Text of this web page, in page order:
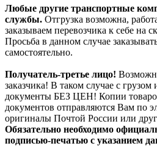
Любые другие транспортные
службы. Отгрузка возможна,
заказываем перевозчика к себе на
Просьба в данном случае
самостоятельно.
Получатель-третье лицо!
заказчика! В таком случае с
документы БЕЗ ЦЕН! Копии
документов отправляются Вам по
оригиналы Почтой России или
Обязательно необходимо
подписью-печатью с указанием